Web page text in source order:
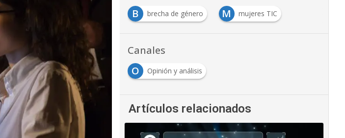
B
brecha de género M mujeres TIC
Canales
O
Opinión y análisis
Artículos relacionados